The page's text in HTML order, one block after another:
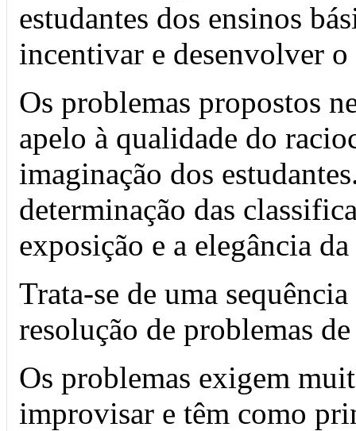
estudantes dos ensinos
incentivar e desenvolver
Os problemas propostos
apelo à qualidade do
imaginação dos
determinação das
exposição e a elegância
Trata-se de uma
resolução de problemas
Os problemas exigem
improvisar e têm como